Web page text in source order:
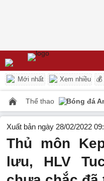
Mới nhất Xem nhiều
Thể thao Bóng đá
Xuất bản ngày 28/02/2022
Thủ môn
lưu, HLV